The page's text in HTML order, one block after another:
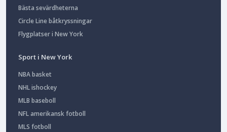
Bästa sevärdheterna
Circle Line båtkryssningar
Flygplatser i New York
Sport i New York
NBA basket
NHL ishockey
MLB baseboll
NFL amerikansk fotboll
MLS fotboll